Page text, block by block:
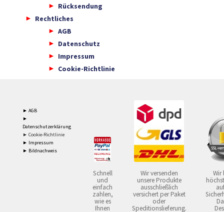
Rücksendung
Rechtliches
AGB
Datenschutz
Impressum
Cookie-Richtlinie
► AGB
►
Datenschutzerklärung
► Cookie-Richtlinie
► Impressum
► Bildnachweis
Schnell
und
einfach
zahlen,
wie es
Ihnen
Wir versenden
unsere Produkte
ausschließlich
versichert per Paket
oder
Speditionslieferung.
Wir